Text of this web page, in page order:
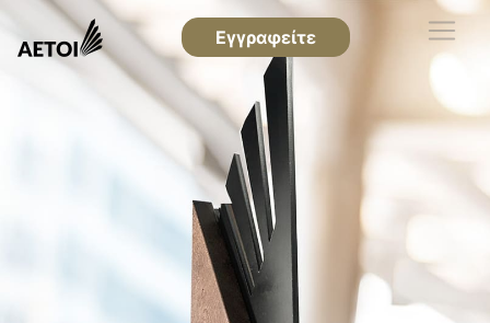
Εγγραφείτε